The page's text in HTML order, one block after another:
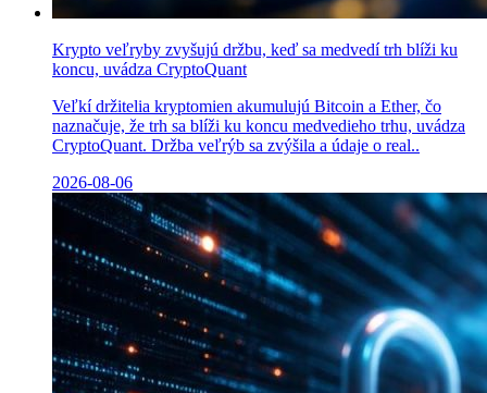
Krypto veľryby zvyšujú držbu, keď sa medvedí trh blíži ku
koncu, uvádza CryptoQuant
Veľkí držitelia kryptomien akumulujú Bitcoin a Ether, čo
naznačuje, že trh sa blíži ku koncu medvedieho trhu, uvádza
CryptoQuant. Držba veľrýb sa zvýšila a údaje o real..
2026-08-06